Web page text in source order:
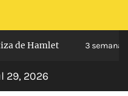
de Hamlet 3 semanas
29, 2026